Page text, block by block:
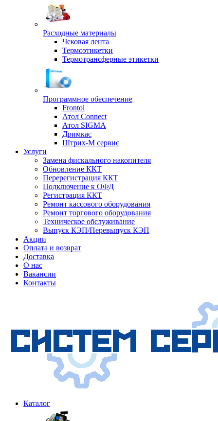
Расходные материалы
Чековая лента
Термоэтикетки
Термотрансферные этикетки
Программное обеспечение
Frontol
Атол Connect
Атол SIGMA
Дримкас
Штрих-М сервис
Услуги
Замена фискального накопителя
Обновление ККТ
Перерегистрация ККТ
Подключение к ОФД
Регистрация ККТ
Ремонт кассового оборудования
Ремонт торгового оборудования
Техническое обслуживание
Выпуск КЭП/Перевыпуск КЭП
Акции
Оплата и возврат
Доставка
О нас
Вакансии
Контакты
Каталог